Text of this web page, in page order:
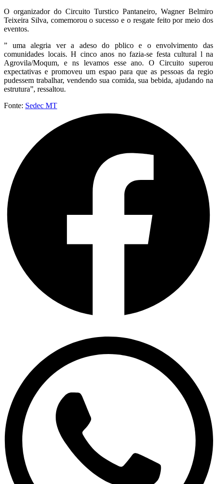
O organizador do Circuito Turstico Pantaneiro, Wagner Belmiro
Teixeira Silva, comemorou o sucesso e o resgate feito por meio dos
eventos.
” uma alegria ver a adeso do pblico e o envolvimento das
comunidades locais. H cinco anos no fazia-se festa cultural l na
Agrovila/Moqum, e ns levamos esse ano. O Circuito superou
expectativas e promoveu um espao para que as pessoas da regio
pudessem trabalhar, vendendo sua comida, sua bebida, ajudando na
estrutura”, ressaltou.
Fonte: Sedec MT